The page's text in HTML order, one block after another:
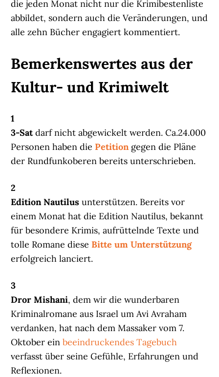
die jeden Monat nicht nur die Krimibestenliste
abbildet, sondern auch die Veränderungen, und
alle zehn Bücher engagiert kommentiert.
Bemerkenswertes aus der
Kultur- und Krimiwelt
1
3-Satdarf nicht abgewickelt werden. Ca.24.000
Personen haben die Petitiongegen die Pläne
der Rundfunkoberen bereits unterschrieben.
2
Edition Nautilus unterstützen. Bereits vor
einem Monat hat die Edition Nautilus, bekannt
für besondere Krimis, aufrüttelnde Texte und
tolle Romane diese Bitte um Unterstützung
erfolgreich lanciert.
3
Dror Mishani, dem wir die wunderbaren
Kriminalromane aus Israel um Avi Avraham
verdanken, hat nach dem Massaker vom 7.
Oktober einbeeindruckendes Tagebuch
verfasst über seine Gefühle, Erfahrungen und
Reflexionen.